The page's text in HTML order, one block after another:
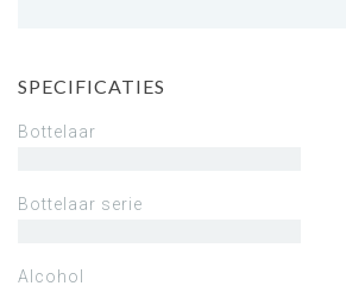
SPECIFICATIES
Bottelaar
Bottelaar serie
Alcohol